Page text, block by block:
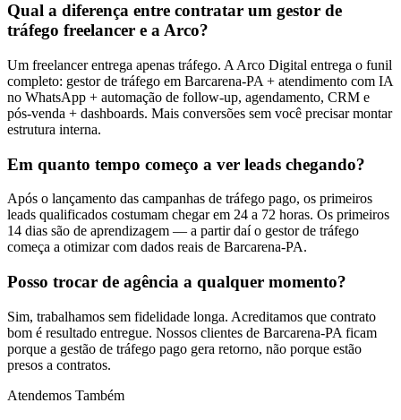
Qual a diferença entre contratar um gestor de
tráfego freelancer e a Arco?
Um freelancer entrega apenas tráfego. A Arco Digital entrega o funil
completo: gestor de tráfego em Barcarena-PA + atendimento com IA
no WhatsApp + automação de follow-up, agendamento, CRM e
pós-venda + dashboards. Mais conversões sem você precisar montar
estrutura interna.
Em quanto tempo começo a ver leads chegando?
Após o lançamento das campanhas de tráfego pago, os primeiros
leads qualificados costumam chegar em 24 a 72 horas. Os primeiros
14 dias são de aprendizagem — a partir daí o gestor de tráfego
começa a otimizar com dados reais de Barcarena-PA.
Posso trocar de agência a qualquer momento?
Sim, trabalhamos sem fidelidade longa. Acreditamos que contrato
bom é resultado entregue. Nossos clientes de Barcarena-PA ficam
porque a gestão de tráfego pago gera retorno, não porque estão
presos a contratos.
Atendemos Também